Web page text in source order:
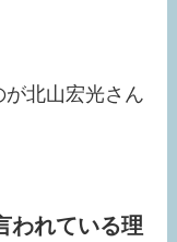
北山宏光さん
われている理